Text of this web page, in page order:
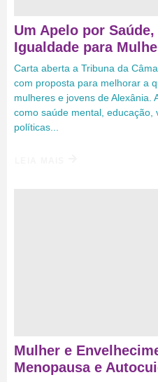
Um Apelo por
Igualdade para
Carta aberta a Tribuna da
com proposta para melhorar a
mulheres e jovens de Alexânia.
como saúde mental, educação,
políticas...
Mulher e
Menopausa e